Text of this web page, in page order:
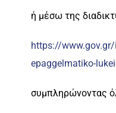
ή μέσω της
https://www.gov.gr/
epaggelmatiko-
συμπληρώνοντας